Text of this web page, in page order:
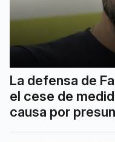
La defensa de
el cese de
causa por